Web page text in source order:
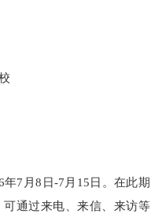
7月8日-7月15日。在此期
通过来电、来信、来访等